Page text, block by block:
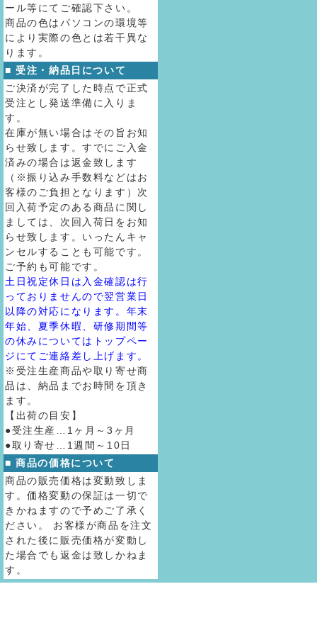
ール等にてご確認下さい。
商品の色はパソコンの環境等
により実際の色とは若干異な
ります。
■ 受注・納品日について
ご決済が完了した時点で正式
受注とし発送準備に入りま
す。
在庫が無い場合はその旨お知
らせ致します。すでにご入金
済みの場合は返金致します
（※振り込み手数料などはお
客様のご負担となります）次
回入荷予定のある商品に関し
ましては、次回入荷日をお知
らせ致します。いったんキャ
ンセルすることも可能です。
ご予約も可能です。
土日祝定休日は入金確認は行
っておりませんので翌営業日
以降の対応になります。年末
年始、夏季休暇、研修期間等
の休みについてはトップペー
ジにてご連絡差し上げます。
※受注生産商品や取り寄せ商
品は、納品までお時間を頂き
ます。
【出荷の目安】
●受注生産…1ヶ月～3ヶ月
●取り寄せ…1週間～10日
■ 商品の価格について
商品の販売価格は変動致しま
す。価格変動の保証は一切で
きかねますので予めご了承く
ださい。 お客様が商品を注文
された後に販売価格が変動し
た場合でも返金は致しかねま
す。